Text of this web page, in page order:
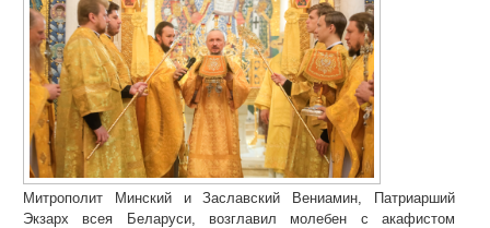
Митрополит Минский и Заславский Вениамин, Патриарший
Экзарх всея Беларуси, возглавил молебен с акафистом